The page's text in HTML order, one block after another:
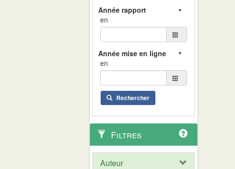
en
en
Rechercher
Filtres
Auteur